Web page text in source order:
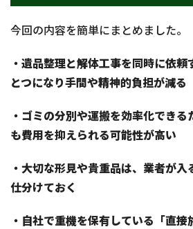
今回の内容を簡単にまとめました。
・遺品整理と解体工事を同時に依
とつになり手間や精神的負担が減る
・ゴミの分別や運搬を効率化できる
も費用を抑えられる可能性が高い
・大切な形見や貴重品は、業者が
仕分けておく
・自社で重機を保有している「直